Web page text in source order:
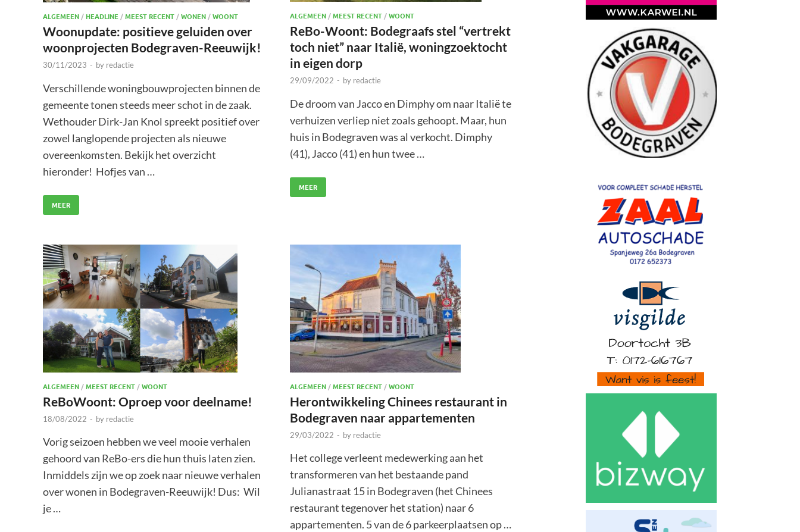
ALGEMEEN / HEADLINE /MEEST RECENT /WONEN /WOONT
Woonupdate: positieve geluiden over
woonprojecten Bodegraven-Reeuwijk!
30/11/2023 - by redactie
Verschillende woningbouwprojecten binnen de
gemeente tonen steeds meer schot in de zaak.
Wethouder Dirk-Jan Knol spreekt positief over
zowel langlopende projecten als nieuwe
overeenkomsten. Bekijk het overzicht
hieronder! Hofjes van …
MEER
ALGEMEEN/MEEST RECENT/WOONT
ReBo-Woont: Bodegraafs stel “vertrekt
toch niet” naar Italië, woningzoektocht
in eigen dorp
29/09/2022 - by redactie
De droom van Jacco en Dimphy om naar Italië te
verhuizen verliep niet zoals gehoopt. Maar, hun
huis in Bodegraven was al verkocht. Dimphy
(41), Jacco (41) en hun twee …
MEER
ALGEMEEN /MEEST RECENT /WOONT
ReBoWoont: Oproep voor deelname!
18/08/2022 - by redactie
Vorig seizoen hebben we veel mooie verhalen
gehoord van ReBo-ers die hun thuis laten zien.
Inmiddels zijn we op zoek naar nieuwe verhalen
over wonen in Bodegraven-Reeuwijk! Dus: Wil
je …
ALGEMEEN/MEEST RECENT/WOONT
Herontwikkeling Chinees restaurant in
Bodegraven naar appartementen
29/03/2022 - by redactie
Het college verleent medewerking aan het
transformeren van het bestaande pand
Julianastraat 15 in Bodegraven (het Chinees
restaurant tegenover het station) naar 6
appartementen. 5 van de 6 parkeerplaatsen op …